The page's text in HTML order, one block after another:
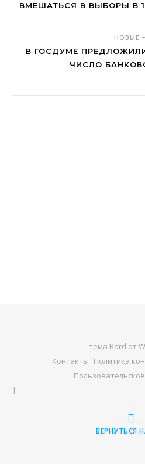
ВМЕШАТЬСЯ В ВЫБОРЫ В
НОВЫЕ
В ГОСДУМЕ
ЧИСЛО
тема Bard от
Контакты Политика
ВЕРНУТЬСЯ